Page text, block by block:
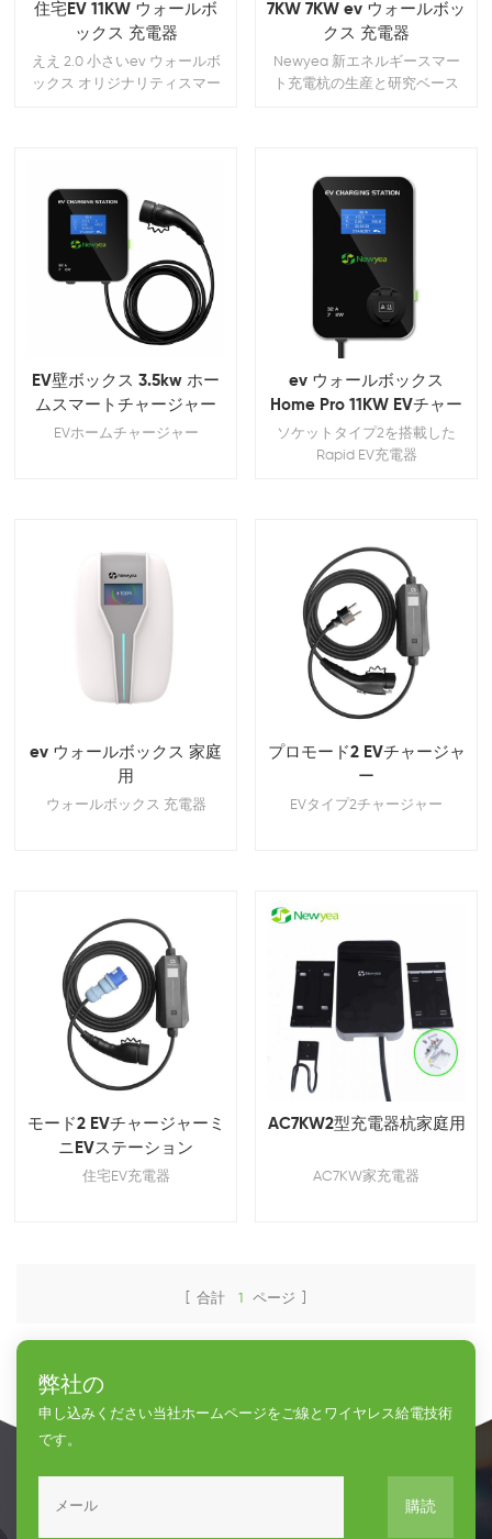
住宅EV 11KW ウォールボ
ックス 充電器
ええ 2.0 小さいev ウォールボ
ックス オリジナリティスマー
7KW 7KW ev ウォールボッ
クス 充電器
Newyea 新エネルギースマー
ト充電杭の生産と研究ベース
スビルと実験室は10,000平方
メートル、より多くのことで
す。 20,000 寮。
EV壁ボックス 3.5kw ホー
ムスマートチャージャー
EVホームチャージャー
ev ウォールボックス
Home Pro 11KW EVチャー
ジャー
ソケットタイプ2を搭載した
Rapid EV充電器
ev ウォールボックス 家庭
用
ウォールボックス 充電器
プロモード2 EVチャージャ
ー
EVタイプ2チャージャー
モード2 EVチャージャーミ
ニEVステーション
住宅EV充電器
AC7KW2型充電器杭家庭用
AC7KW家充電器
[ 合計 1 ページ ]
弊社の
申し込みください当社ホームページをご線とワイヤレス給電技術
です。
購読